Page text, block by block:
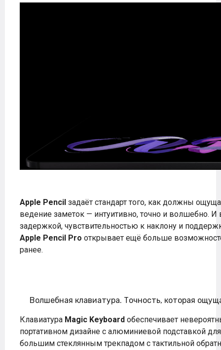
Apple Pencil задаёт стандарт того, как должны
ведение заметок — интуитивно, точно и волшебно. И
задержкой, чувствительностью к наклону и
Apple Pencil Pro открывает ещё больше
ранее.
Волшебная клавиатура. Точность, которая
Клавиатура Magic Keyboard обеспечивает
портативном дизайне с алюминиевой подставкой
большим стеклянным трекпадом с тактильной